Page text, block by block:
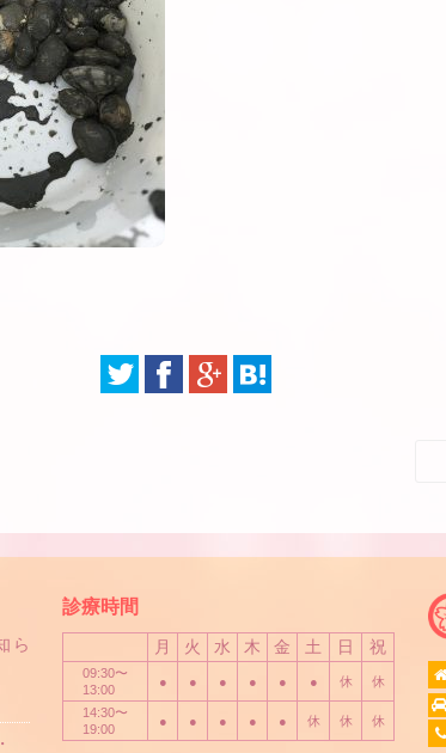
ら
診療時間
月 火 水 木 金 土 日 祝
09:30〜
13:00
● ● ● ● ● ● 休 休
14:30〜
19:00
● ● ● ● ● 休 休 休